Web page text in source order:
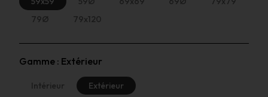
79Ø
79x120
Gamme : Extérieur
Intérieur Extérieur